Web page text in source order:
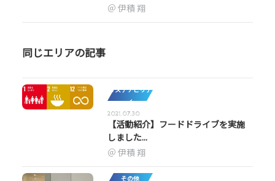
伊積 翔
同じエリアの記事
サステナビリテ
ィ
2021.07.30
【活動紹介】フードドライブを実施
しました...
伊積 翔
その他